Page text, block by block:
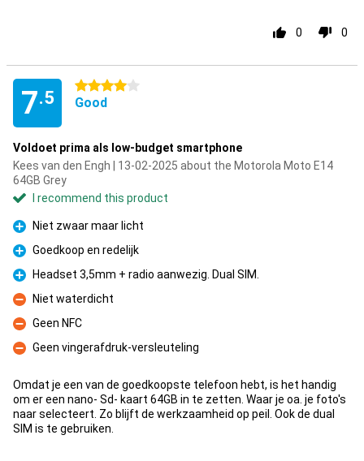
0 0
7.5
4 stars
Good
Voldoet prima als low-budget smartphone
Kees van den Engh | 13-02-2025 about the Motorola Moto E14
64GB Grey
I recommend this product
Pro
Niet zwaar maar licht
Pro
Goedkoop en redelijk
Pro
Headset 3,5mm + radio aanwezig. Dual SIM.
Con
Niet waterdicht
Con
Geen NFC
Con
Geen vingerafdruk-versleuteling
Omdat je een van de goedkoopste telefoon hebt, is het handig
om er een nano- Sd- kaart 64GB in te zetten. Waar je oa. je foto's
naar selecteert. Zo blijft de werkzaamheid op peil. Ook de dual
SIM is te gebruiken.